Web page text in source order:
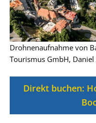
Drohnenaufnahme von
Tourismus GmbH, Daniel
Direkt buchen: